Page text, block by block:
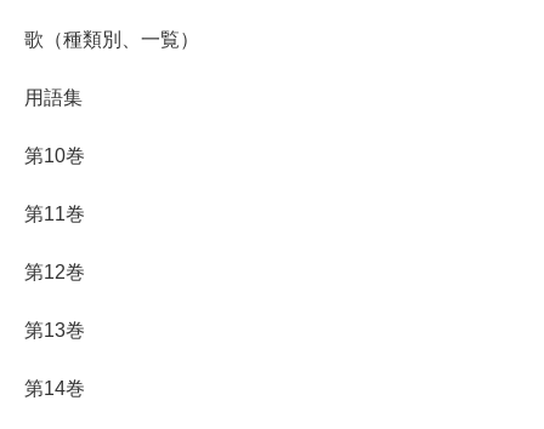
歌（種類別、一覧）
用語集
第10巻
第11巻
第12巻
第13巻
第14巻